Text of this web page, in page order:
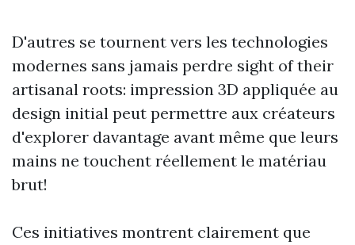
D'autres se tournent vers les technologies
modernes sans jamais perdre sight of their
artisanal roots: impression 3D appliquée au
design initial peut permettre aux créateurs
d'explorer davantage avant même que leurs
mains ne touchent réellement le matériau
brut!
Ces initiatives montrent clairement que